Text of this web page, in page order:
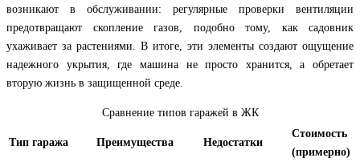
возникают в обслуживании: регулярные проверки вентиляции
предотвращают скопление газов, подобно тому, как садовник
ухаживает за растениями. В итоге, эти элементы создают ощущение
надежного укрытия, где машина не просто хранится, а обретает
вторую жизнь в защищенной среде.
Сравнение типов гаражей в ЖК
Тип гаража Преимущества Недостатки
Стоимость
(примерно)